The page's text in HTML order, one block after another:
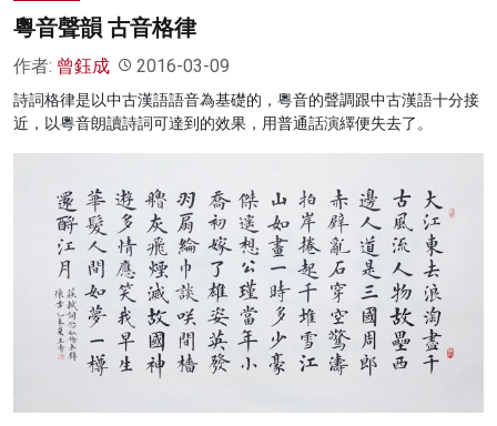
粵音聲韻 古音格律
作者: 曾鈺成 2016-03-09
詩詞格律是以中古漢語語音為基礎的，粵音的聲調跟中古漢語十分接
近，以粵音朗讀詩詞可達到的效果，用普通話演繹便失去了。